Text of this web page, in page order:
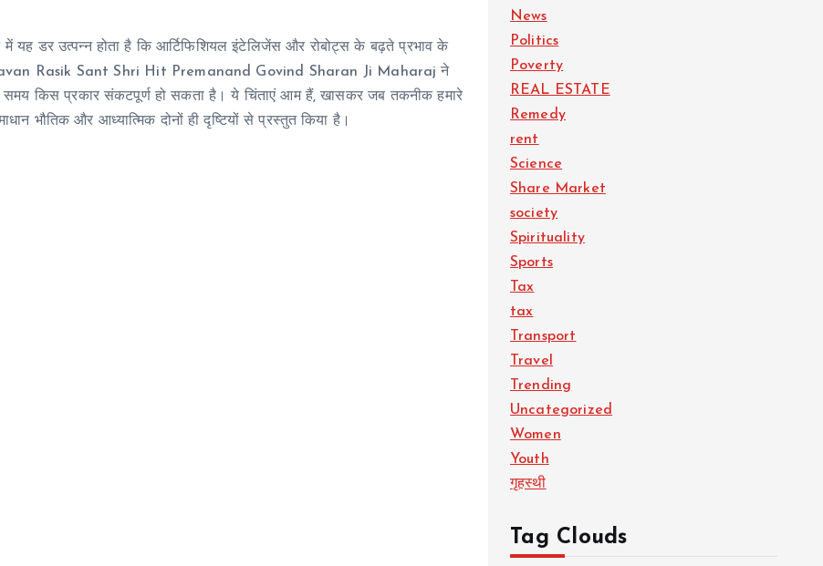
में यह डर उत्पन्न होता है कि आर्टिफिशियल इंटेलिजेंस और रोबोट्स के बढ़ते प्रभाव के
Rasik Sant Shri Hit Premanand Govind Sharan Ji Maharaj ने
समय किस प्रकार संकटपूर्ण हो सकता है। ये चिंताएं आम हैं, खासकर जब तकनीक हमारे
भौतिक और आध्यात्मिक दोनों ही दृष्टियों से प्रस्तुत किया है।
News
Politics
Poverty
REAL ESTATE
Remedy
rent
Science
Share Market
society
Spirituality
Sports
Tax
tax
Transport
Travel
Trending
Uncategorized
Women
Youth
गृहस्थी
Tag Clouds